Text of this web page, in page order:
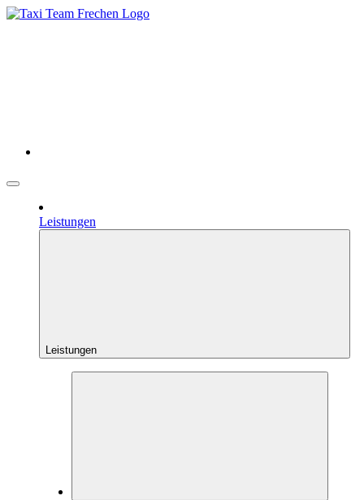
Leistungen
Leistungen